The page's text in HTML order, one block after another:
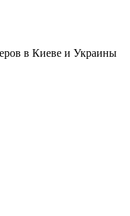
в Киеве и Украины